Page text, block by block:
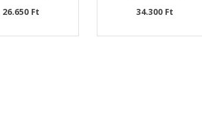
26.650 Ft 34.300 Ft